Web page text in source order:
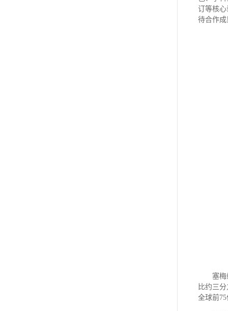
订等核
待合作成
塞梅
比约三
全球前75